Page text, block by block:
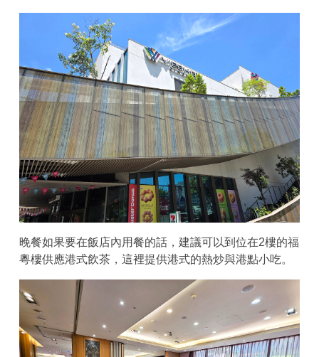
晚餐如果要在飯店內用餐的話，建議可以到位在2樓的福
粵樓供應港式飲茶，這裡提供港式的熱炒與港點小吃。